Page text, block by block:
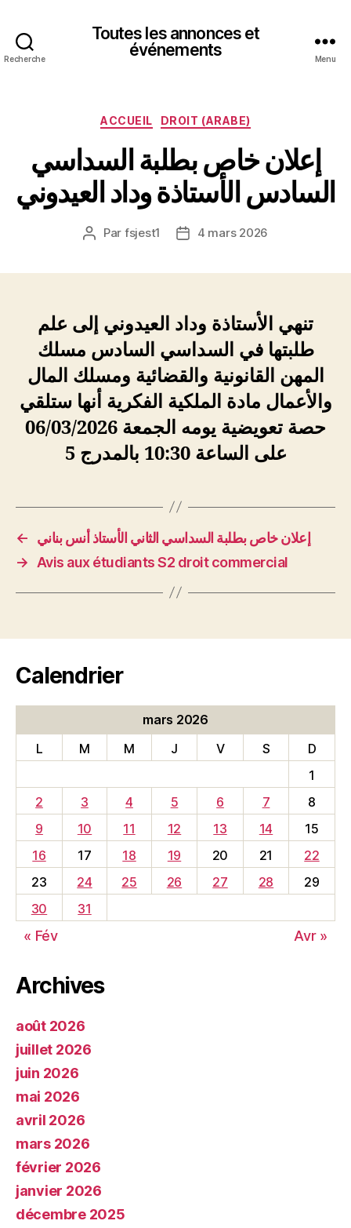
Recherche
Toutes les annonces et
événements
Menu
Catégories
ACCUEIL DROIT (ARABE)
إعلان خاص بطلبة السداسي
السادس الأستاذة وداد العيدوني
Auteur
Par fsjest1
Date4 mars 2026
تنهي الأستاذة وداد العيدوني إلى علم
طلبتها في السداسي السادس مسلك
المهن القانونية والقضائية ومسلك المال
والأعمال مادة الملكية الفكرية أنها ستلقي
حصة تعويضية يومه الجمعة 06/03/2026
على الساعة 10:30 بالمدرج 5
←
إعلان خاص بطلبة السداسي الثاني الأستاذ أنس بناني
→
Avis aux étudiants S2 droit commercial
Calendrier
mars 2026
L
M M J V S
D
1
2
3 4 5 6 7
8
9
10 11 12 13 14
15
16
17 18 19 20 21
22
23
24 25 26 27 28
29
30
31
« Fév Avr »
Archives
août 2026
juillet 2026
juin 2026
mai 2026
avril 2026
mars 2026
février 2026
janvier 2026
décembre 2025